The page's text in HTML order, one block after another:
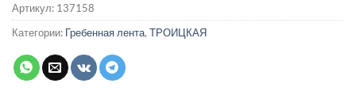
Артикул: 137158
Категории: Гребенная лента, ТРОИЦКАЯ